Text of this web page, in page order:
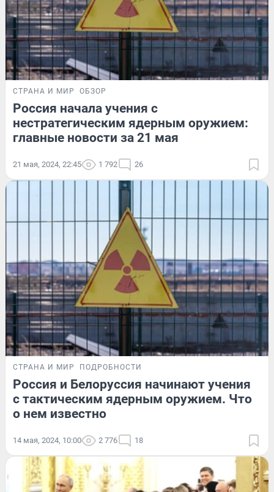
СТРАНА И МИР ОБЗОР
Россия начала учения с
нестратегическим ядерным оружием:
главные новости за 21 мая
21 мая, 2024, 22:45 1 792 26
СТРАНА И МИР ПОДРОБНОСТИ
Россия и Белоруссия начинают учения
с тактическим ядерным оружием. Что
о нем известно
14 мая, 2024, 10:00 2 776 18